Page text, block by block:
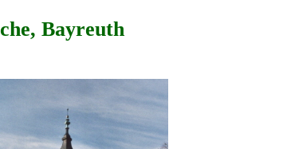
Bayreuth